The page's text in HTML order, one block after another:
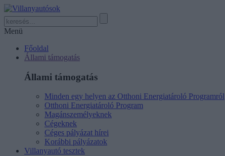
Menü
Főoldal
Állami támogatás
Állami támogatás
Minden egy helyen az Otthoni Energiatároló Programról
Otthoni Energiatároló Program
Magánszemélyeknek
Cégeknek
Céges pályázat hírei
Korábbi pályázatok
Villanyautó tesztek